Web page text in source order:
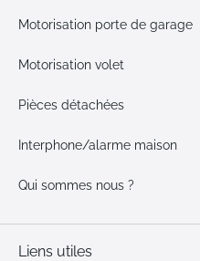
Motorisation porte de garage
Motorisation volet
Pièces détachées
Interphone/alarme maison
Qui sommes nous ?
Liens utiles